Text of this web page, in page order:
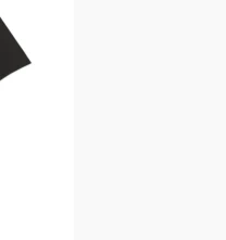
感があってよい」と回答。チ